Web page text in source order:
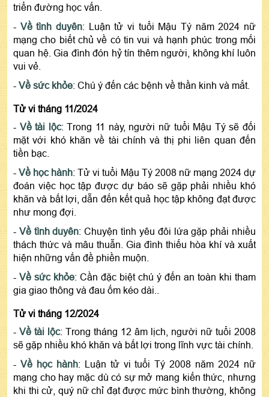
triển đường học vấn.
- Về tình duyên: Luận tử vi tuổi Mậu Tý năm 2024 nữ
mạng cho biết chủ về có tin vui và hạnh phúc trong mối
quan hệ. Gia đình đón hỷ tín thêm người, không khí luôn
vui vẻ.
- Về sức khỏe: Chú ý đến các bệnh về thần kinh và mắt.
Tử vi tháng 11/2024
- Về tài lộc: Trong 11 này, người nữ tuổi Mậu Tý sẽ đối
mặt với khó khăn về tài chính và thị phi liên quan đến
tiền bạc.
-Về học hành: Tử vi tuổi Mậu Tý 2008 nữ mạng 2024 dự
đoán việc học tập được dự báo sẽ gặp phải nhiều khó
khăn và bất lợi, dẫn đến kết quả học tập không đạt được
như mong đợi.
- Về tình duyên: Chuyện tình yêu đôi lứa gặp phải nhiều
thách thức và mâu thuẫn. Gia đình thiếu hòa khí và xuất
hiện những vấn đề phiền muộn.
- Về sức khỏe: Cần đặc biệt chú ý đến an toàn khi tham
gia giao thông và đau ốm kéo dài..
Tử vi tháng 12/2024
- Về tài lộc: Trong tháng 12 âm lịch, người nữ tuổi 2008
sẽ gặp nhiều khó khăn và bất lợi trong lĩnh vực tài chính.
- Về học hành: Luận tử vi tuổi Tý 2008 năm 2024 nữ
mạng cho hay mặc dù có sự mở mang kiến thức, nhưng
khi thi cử, quý nữ chỉ đạt được mức bình thường, không